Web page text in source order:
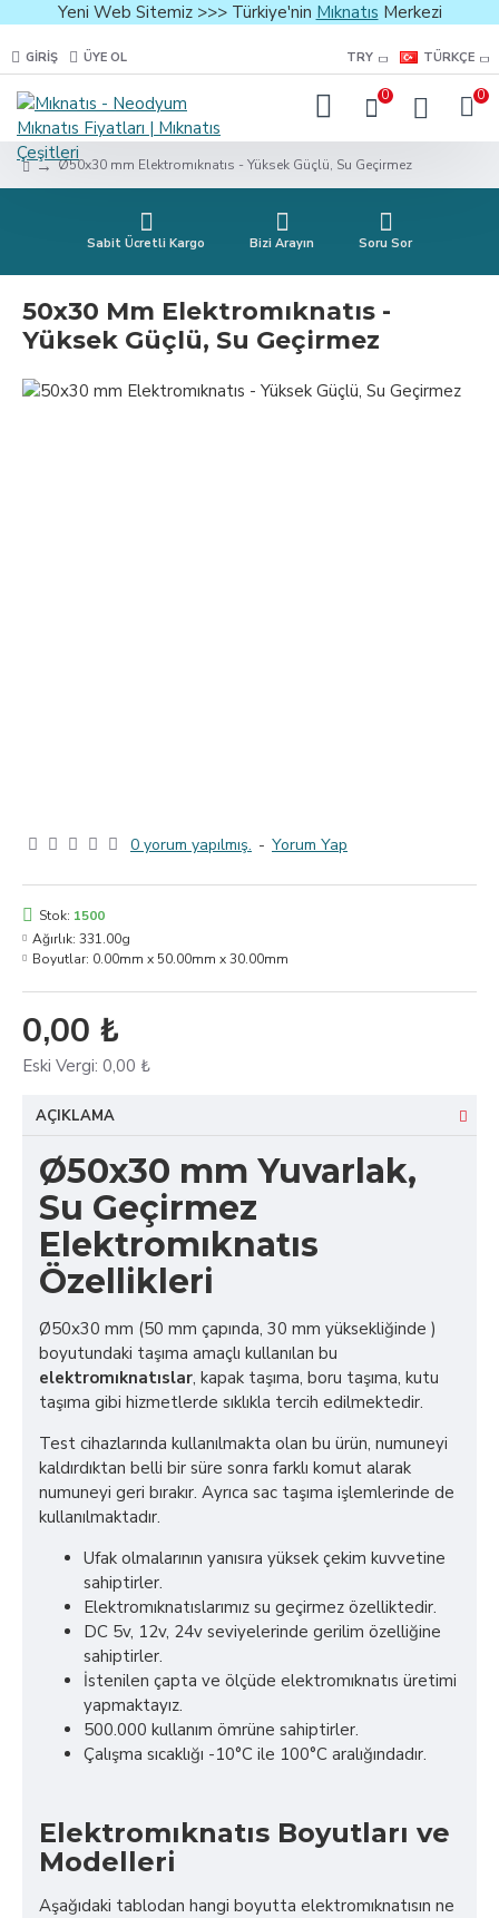
Yeni Web Sitemiz >>> Türkiye'nin Mıknatıs Merkezi
GIRIŞ ÜYE OL TRY TÜRKÇE
0 0
Ø50x30 mm Elektromıknatıs - Yüksek Güçlü, Su Geçirmez
Sabit Ücretli Kargo Bizi Arayın Soru Sor
50x30 Mm Elektromıknatıs -
Yüksek Güçlü, Su Geçirmez
0 yorum yapılmış. - Yorum Yap
0,00 ₺
Eski Vergi: 0,00 ₺
Stok: 1500
Ağırlık: 331.00g
Boyutlar: 0.00mm x 50.00mm x 30.00mm
AÇIKLAMA
Ø50x30 mm Yuvarlak,
Su Geçirmez
Elektromıknatıs
Özellikleri
Ø50x30 mm (50 mm çapında, 30 mm yüksekliğinde )
boyutundaki taşıma amaçlı kullanılan bu
elektromıknatıslar, kapak taşıma, boru taşıma, kutu
taşıma gibi hizmetlerde sıklıkla tercih edilmektedir.
Test cihazlarında kullanılmakta olan bu ürün, numuneyi
kaldırdıktan belli bir süre sonra farklı komut alarak
numuneyi geri bırakır. Ayrıca sac taşıma işlemlerinde de
kullanılmaktadır.
Ufak olmalarının yanısıra yüksek çekim kuvvetine
sahiptirler.
Elektromıknatıslarımız su geçirmez özelliktedir.
DC 5v, 12v, 24v seviyelerinde gerilim özelliğine
sahiptirler.
İstenilen çapta ve ölçüde elektromıknatıs üretimi
yapmaktayız.
500.000 kullanım ömrüne sahiptirler.
Çalışma sıcaklığı -10°C ile 100°C aralığındadır.
Elektromıknatıs Boyutları ve
Modelleri
Aşağıdaki tablodan hangi boyutta elektromıknatısın ne